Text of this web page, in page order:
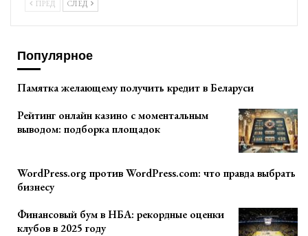
ПРЕД СЛЕД
Популярное
Памятка желающему получить кредит в Беларуси
Рейтинг онлайн казино с моментальным
выводом: подборка площадок
WordPress.org против WordPress.com: что правда выбрать
бизнесу
Финансовый бум в НБА: рекордные оценки
клубов в 2025 году